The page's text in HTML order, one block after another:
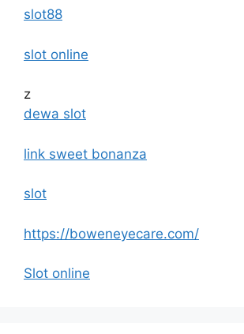
slot88
slot online
z
dewa slot
link sweet bonanza
slot
https://boweneyecare.com/
Slot online